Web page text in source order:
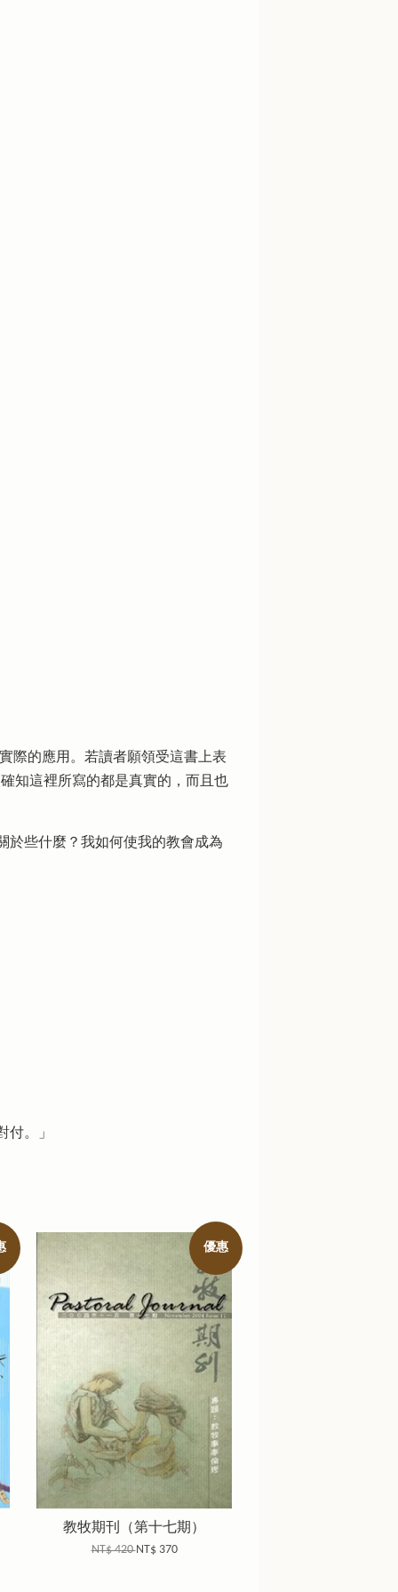
際的應用。若讀者願領受這書上表
知這裡所寫的都是真實的，而且也
於些什麼？我如何使我的教會成為
付。」
優惠
教牧期刊（第十七期）
NT$ 420NT$ 370